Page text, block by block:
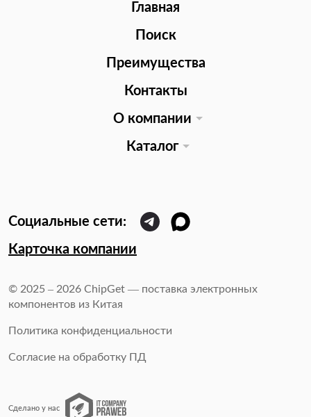
Главная
Поиск
Преимущества
Контакты
О компании
Каталог
Карточка компании
© 2025 – 2026 ChipGet — поставка электронных
компонентов из Китая
Политика конфиденциальности
Согласие на обработку ПД
Сделано у нас